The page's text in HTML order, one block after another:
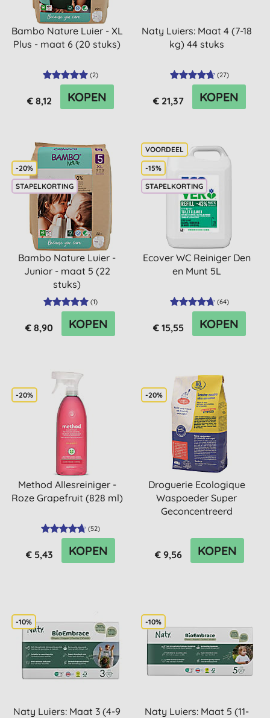
Bambo Nature Luier - XL
Plus - maat 6 (20 stuks)
(2)
€ 8,12 KOPEN
Naty Luiers: Maat 4 (7-18
kg) 44 stuks
(27)
€ 21,37 KOPEN
-20%
STAPELKORTING
Bambo Nature Luier -
Junior - maat 5 (22
stuks)
(1)
€ 8,90 KOPEN
-15%
STAPELKORTING
Ecover WC Reiniger Den
en Munt 5L
(64)
€ 15,55 KOPEN
-20%
Method Allesreiniger -
Roze Grapefruit (828 ml)
(52)
€ 5,43 KOPEN
-20%
Droguerie Ecologique
Waspoeder Super
Geconcentreerd
€ 9,56 KOPEN
-10%
Naty Luiers: Maat 3 (4-9
-10%
Naty Luiers: Maat 5 (11-